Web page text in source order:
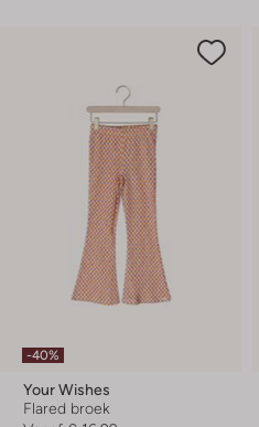
-40%
Your Wishes
Flared broek